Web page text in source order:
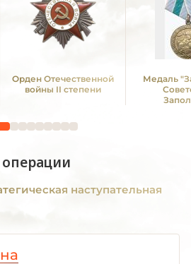
Орден Отечественной
войны II степени
Медаль
операции
наступательная